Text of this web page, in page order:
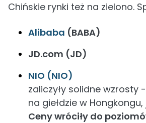
Chińskie rynki też na zielono.
Alibaba (BABA)
JD.com (JD)
NIO (NIO)
zaliczyły solidne wzrosty
na giełdzie w Hongkongu,
Ceny wróciły do